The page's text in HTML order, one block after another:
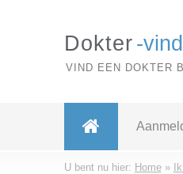
Dokter -
VIND EEN DOKTER
U bent nu hier: Home»